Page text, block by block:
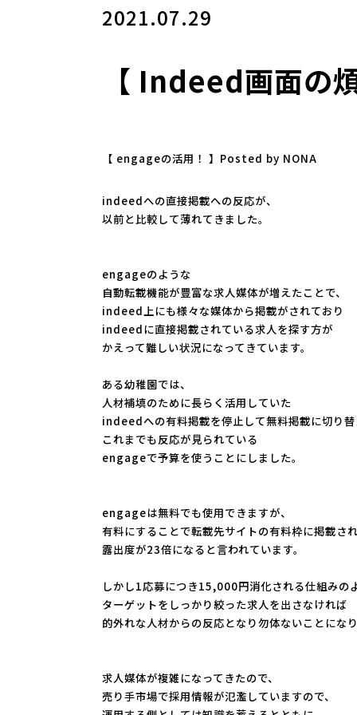
2021.07.29
【 Indeed画面の
【 engageの活用！ 】Posted by NONA
indeedへの直接掲載への反応が、
以前と比較して薄れてきました。
engageのような
自動転載機能が豊富な求人媒体が増えたことで、
indeed上にも様々な媒体から掲載がされており
indeedに直接掲載されている求人を探す方が
かえって難しい状況になってきています。
ある幼稚園では、
人材補填のために長らく活用していた
indeedへの有料掲載を停止して無料掲載に切り替
これまでも反応が見られている
engageで予算を使うことにし ました。
engageは無料でも使用できますが、
有料にすることで転載先サイトの有料枠に掲載さ
露出度が23倍になると言われています。
しかし1応募につき15,000円消化される仕組みの
ターゲットをしっかり絞った求人を出さなければ
的外れな人材からの反応となり勿体ないことになり
求人媒体が複雑になってきたので、
売り手市場で採用情報が氾濫していますので、